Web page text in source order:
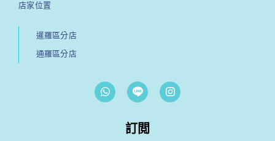
店家位置
暹羅區分店
通羅區分店
W
h
a
I
n
s
訂閲